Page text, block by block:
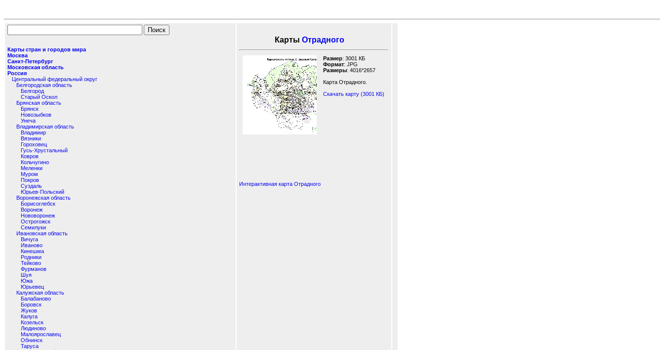
Карты стран и городов мира
Москва
Санкт-Петербург
Московская область
Россия
Центральный федеральный округ
Белгородская область
Белгород
Старый Оскол
Брянская область
Брянск
Новозыбков
Унеча
Владимирская область
Владимир
Вязники
Гороховец
Гусь-Хрустальный
Ковров
Кольчугино
Меленки
Муром
Покров
Суздаль
Юрьев-Польский
Воронежская область
Борисоглебск
Воронеж
Нововоронеж
Острогожск
Семилуки
Ивановская область
Вичуга
Иваново
Кинешма
Родники
Тейково
Фурманов
Шуя
Южа
Юрьевец
Калужская область
Балабаново
Боровск
Жуков
Калуга
Козельск
Людиново
Малоярославец
Обнинск
Таруса
КартыОтрадного
Размер: 3001 КБ
Формат: JPG
Размеры: 4016*2657
Карта Отрадного.
Скачать карту (3001 КБ)
Интерактивная карта Отрадного